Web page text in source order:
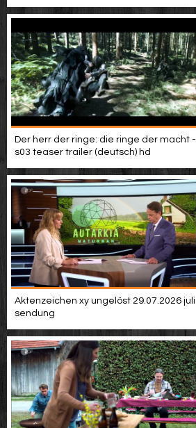
Der herr der ringe: die ringe der macht -
s03 teaser trailer (deutsch) hd
Aktenzeichen xy ungelöst 29.07.2026 juli
sendung